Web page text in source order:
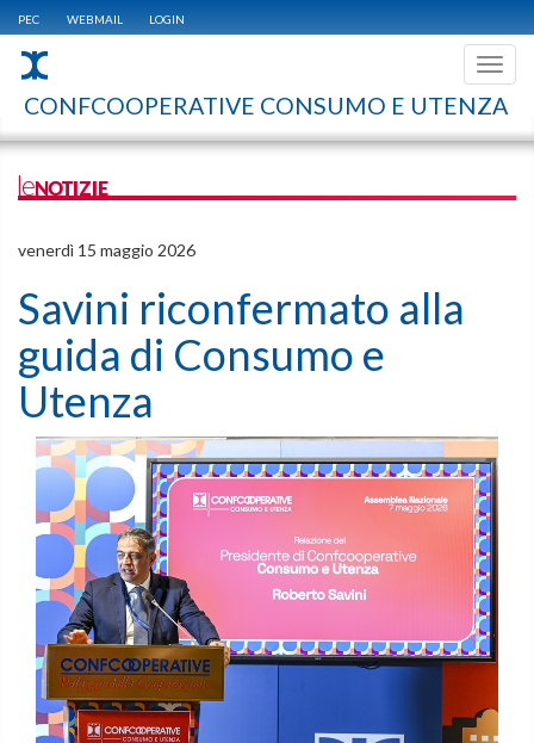
PEC WEBMAIL LOGIN
CONFCOOPERATIVE CONSUMO E UTENZA
leNOTIZIE
venerdì 15 maggio 2026
Savini riconfermato alla
guida di Consumo e
Utenza